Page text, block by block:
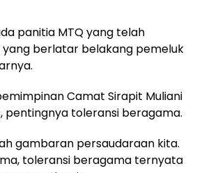
panitia MTQ yang telah
yang berlatar belakang pemeluk
Camat Sirapit Muliani
pentingnya toleransi beragama.
gambaran persaudaraan kita.
toleransi beragama ternyata